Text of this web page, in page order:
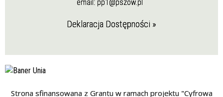
email: pp1@pszow.pl
Deklaracja Dostępności »
Strona sfinansowana z Grantu w ramach projektu "Cyfrowa